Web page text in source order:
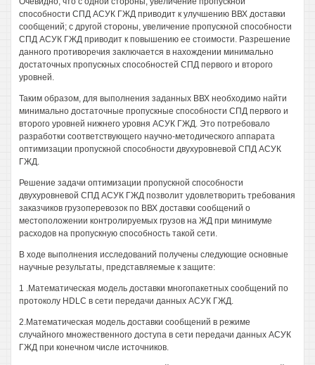
способности СПД АСУК ГЖД приводит к улучшению ВВХ доставки
сообщений; с другой стороны, увеличение пропускной способности
СПД АСУК ГЖД приводит к повышению ее стоимости. Разрешение
данного противоречия заключается в нахождении минимально
достаточных пропускных способностей СПД первого и второго
уровней.
Таким образом, для выполнения заданных ВВХ необходимо найти
минимально достаточные пропускные способности СПД первого и
второго уровней нижнего уровня АСУК ГЖД. Это потребовало
разработки соответствующего научно-методического аппарата
оптимизации пропускной способности двухуровневой СПД АСУК
ГЖД.
Решение задачи оптимизации пропускной способности
двухуровневой СПД АСУК ГЖД позволит удовлетворить требования
заказчиков грузоперевозок по ВВХ доставки сообщений о
местоположении контролируемых грузов на ЖД при минимуме
расходов на пропускную способность такой сети.
В ходе выполнения исследований получены следующие основные
научные результаты, представляемые к защите:
1 .Математическая модель доставки многопакетных сообщений по
протоколу HDLC в сети передачи данных АСУК ГЖД.
2.Математическая модель доставки сообщений в режиме
случайного множественного доступа в сети передачи данных АСУК
ГЖД при конечном числе источников.